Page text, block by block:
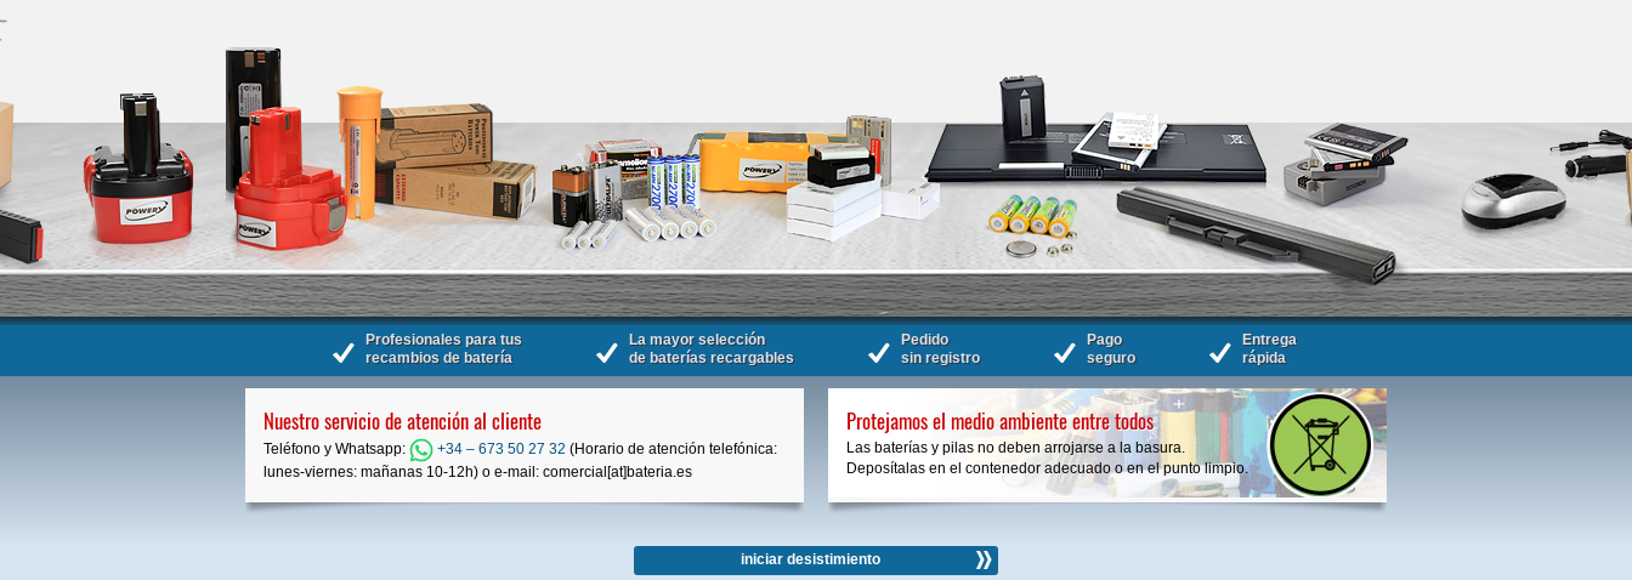
Profesionales para tus
recambios de batería
La mayor selección
de baterías recargables
Pedido
sin registro
Pago
seguro
Entrega
rápida
Nuestro servicio de atención al cliente
Teléfono y Whatsapp: +34 – 673 50 27 32 (Horario de atención telefónica:
lunes-viernes: mañanas 10-12h) o e-mail: comercial[at]bateria.es
Protejamos el medio ambiente entre todos
Las baterías y pilas no deben arrojarse a la basura.
Deposítalas en el contenedor adecuado o en el punto limpio.
iniciar desistimiento